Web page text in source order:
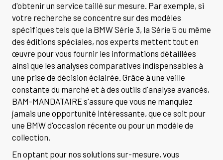
d'obtenir un service taillé sur mesure. Par exemple, si
votre recherche se concentre sur des modèles
spécifiques tels que la BMW Série 3, la Série 5 ou même
des éditions spéciales, nos experts mettent tout en
œuvre pour vous fournir les informations détaillées
ainsi que les analyses comparatives indispensables à
une prise de décision éclairée. Grâce à une veille
constante du marché et à des outils d'analyse avancés,
BAM-MANDATAIRE s'assure que vous ne manquiez
jamais une opportunité intéressante, que ce soit pour
une BMW d'occasion récente ou pour un modèle de
collection.
En optant pour nos solutions sur-mesure, vous